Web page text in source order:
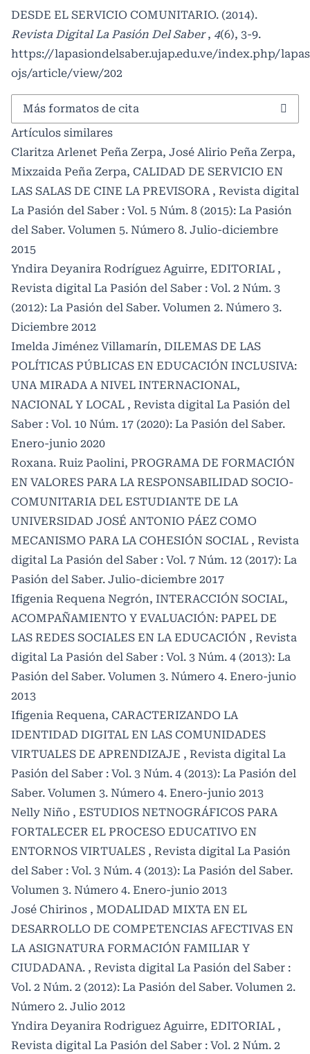
DESDE EL SERVICIO COMUNITARIO. (2014).
Revista Digital La Pasión Del Saber, 4(6), 3-9.
https://lapasiondelsaber.ujap.edu.ve/index.php/
ojs/article/view/202
Más formatos de cita
Artículos similares
Claritza Arlenet Peña Zerpa, José Alirio Peña Zerpa,
Mixzaida Peña Zerpa, CALIDAD DE SERVICIO EN
LAS SALAS DE CINE LA PREVISORA , Revista digital
La Pasión del Saber : Vol. 5 Núm. 8 (2015): La Pasión
del Saber. Volumen 5. Número 8. Julio-diciembre
2015
Yndira Deyanira Rodríguez Aguirre, EDITORIAL ,
Revista digital La Pasión del Saber : Vol. 2 Núm. 3
(2012): La Pasión del Saber. Volumen 2. Número 3.
Diciembre 2012
Imelda Jiménez Villamarín, DILEMAS DE LAS
POLÍTICAS PÚBLICAS EN EDUCACIÓN INCLUSIVA:
UNA MIRADA A NIVEL INTERNACIONAL,
NACIONAL Y LOCAL , Revista digital La Pasión del
Saber : Vol. 10 Núm. 17 (2020): La Pasión del Saber.
Enero-junio 2020
Roxana. Ruiz Paolini, PROGRAMA DE FORMACIÓN
EN VALORES PARA LA RESPONSABILIDAD SOCIO-
COMUNITARIA DEL ESTUDIANTE DE LA
UNIVERSIDAD JOSÉ ANTONIO PÁEZ COMO
MECANISMO PARA LA COHESIÓN SOCIAL , Revista
digital La Pasión del Saber : Vol. 7 Núm. 12 (2017): La
Pasión del Saber. Julio-diciembre 2017
Ifigenia Requena Negrón, INTERACCIÓN SOCIAL,
ACOMPAÑAMIENTO Y EVALUACIÓN: PAPEL DE
LAS REDES SOCIALES EN LA EDUCACIÓN , Revista
digital La Pasión del Saber : Vol. 3 Núm. 4 (2013): La
Pasión del Saber. Volumen 3. Número 4. Enero-junio
2013
Ifigenia Requena, CARACTERIZANDO LA
IDENTIDAD DIGITAL EN LAS COMUNIDADES
VIRTUALES DE APRENDIZAJE , Revista digital La
Pasión del Saber : Vol. 3 Núm. 4 (2013): La Pasión del
Saber. Volumen 3. Número 4. Enero-junio 2013
Nelly Niño , ESTUDIOS NETNOGRÁFICOS PARA
FORTALECER EL PROCESO EDUCATIVO EN
ENTORNOS VIRTUALES , Revista digital La Pasión
del Saber : Vol. 3 Núm. 4 (2013): La Pasión del Saber.
Volumen 3. Número 4. Enero-junio 2013
José Chirinos , MODALIDAD MIXTA EN EL
DESARROLLO DE COMPETENCIAS AFECTIVAS EN
LA ASIGNATURA FORMACIÓN FAMILIAR Y
CIUDADANA. , Revista digital La Pasión del Saber :
Vol. 2 Núm. 2 (2012): La Pasión del Saber. Volumen 2.
Número 2. Julio 2012
Yndira Deyanira Rodriguez Aguirre, EDITORIAL ,
Revista digital La Pasión del Saber : Vol. 2 Núm. 2